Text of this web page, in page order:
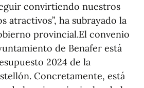
convirtiendo nuestros
atractivos”, ha subrayado la
provincial.El convenio
de Benafer está
2024 de la
Concretamente, está